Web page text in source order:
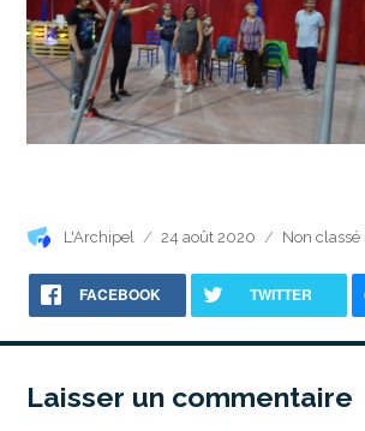
Auteur
L'Archipel
Publié
24 août 2020 Catégories
Non classé
FACEBOOK TWITTER
Laisser un commentaire